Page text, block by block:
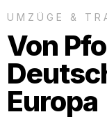
UMZÜGE &
Von
Europa